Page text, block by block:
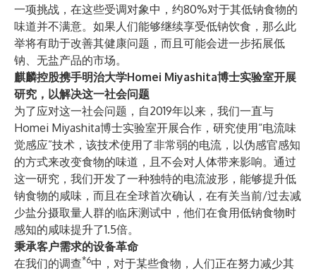
一项挑战，在这些受调对象中，约80%对于其低钠食物的
味道并不满意。如果人们能够继续享受低钠饮食，那么此
举将有助于改善其健康问题，而且可能会进一步拓展低
钠、无盐产品的市场。
麒麟控股携手明治大学Homei Miyashita博士实验室开展
研究，以解决这一社会问题
为了应对这一社会问题，自2019年以来，我们一直与
Homei Miyashita博士实验室开展合作，研究使用“电流味
觉感应”技术，该技术使用了非常弱的电流，以伪感官感知
的方式来改变食物的味道，且不会对人体带来影响。通过
这一研究，我们开发了一种独特的电流波形，能够提升低
钠食物的咸味，而且在全球首次确认，在有关当前/过去减
少盐分摄取量人群的临床测试中，他们在食用低钠食物时
感知的咸味提升了1.5倍。
秉承客户需求的设备革命
在我们的调查*6中，对于某些食物，人们正在努力减少其